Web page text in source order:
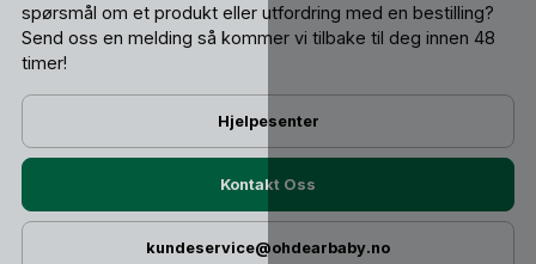
spørsmål om et produkt eller utfordring med en bestilling?
Send oss ​​en melding så kommer vi tilbake til deg innen 48
timer!
Hjelpesenter
Kontakt Oss
kundeservice@ohdearbaby.no